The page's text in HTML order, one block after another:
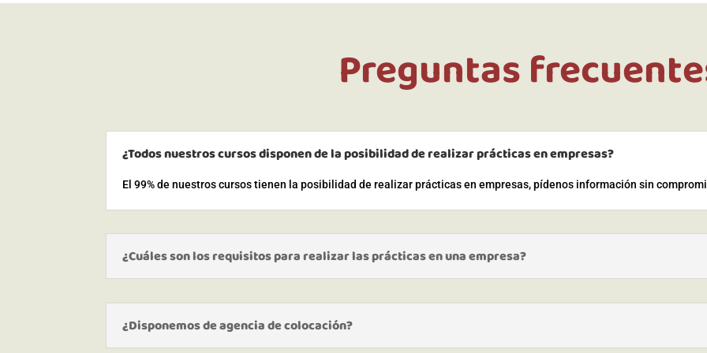
Preguntas
¿Todos nuestros cursos disponen de la posibilidad de realizar prácticas en empresas?
El 99% de nuestros cursos tienen la posibilidad de realizar prácticas en empresas, pídenos información sin
¿Cuáles son los requisitos para realizar las prácticas en una empresa?
¿Disponemos de agencia de colocación?